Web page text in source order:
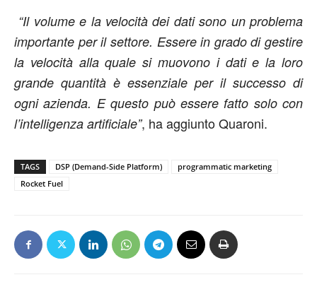
“Il volume e la velocità dei dati sono un problema
importante per il settore. Essere in grado di gestire
la velocità alla quale si muovono i dati e la loro
grande quantità è essenziale per il successo di
ogni azienda. E questo può essere fatto solo con
l’intelligenza artificiale”, ha aggiunto Quaroni.
TAGS DSP (Demand-Side Platform)
programmatic marketing
Rocket Fuel